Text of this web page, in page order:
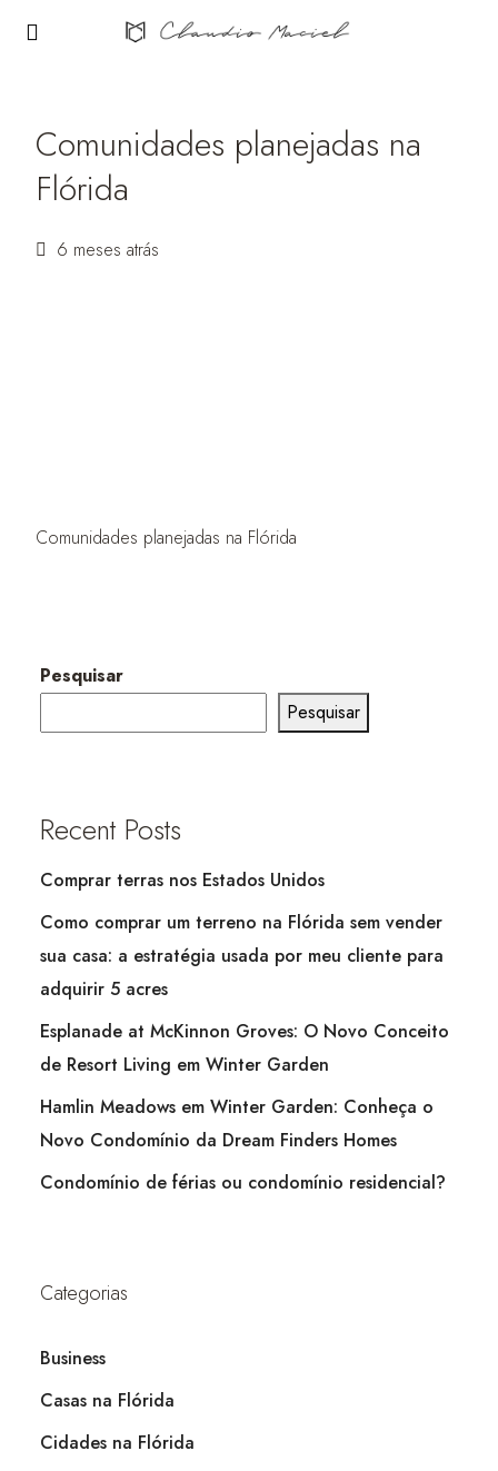
Comunidades planejadas na
Flórida
6 meses atrás
Comunidades planejadas na Flórida
Pesquisar
Pesquisar
Recent Posts
Comprar terras nos Estados Unidos
Como comprar um terreno na Flórida sem vender
sua casa: a estratégia usada por meu cliente para
adquirir 5 acres
Esplanade at McKinnon Groves: O Novo Conceito
de Resort Living em Winter Garden
Hamlin Meadows em Winter Garden: Conheça o
Novo Condomínio da Dream Finders Homes
Condomínio de férias ou condomínio residencial?
Categorias
Business
Casas na Flórida
Cidades na Flórida